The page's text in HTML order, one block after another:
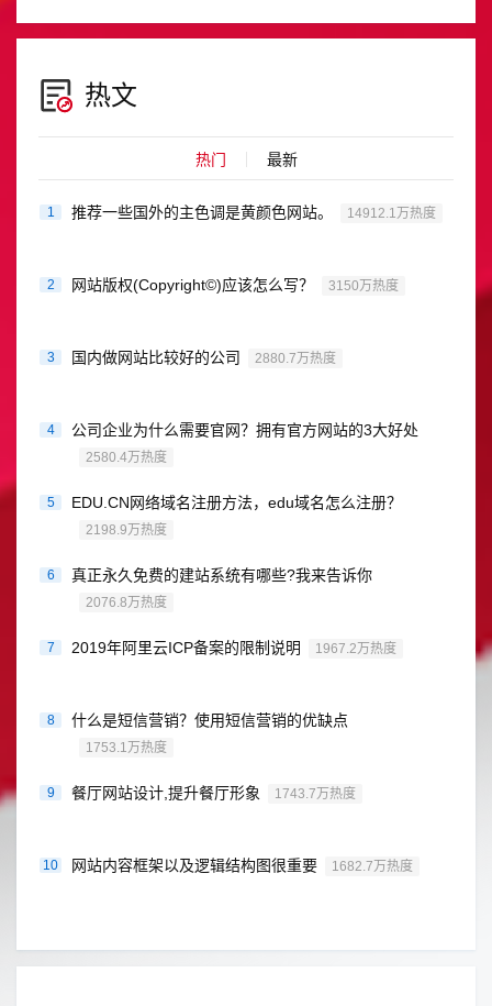
热文
热门 最新
1 推荐一些国外的主色调是黄颜色网站。 14912.1万热度
2 网站版权(Copyright©)应该怎么写？ 3150万热度
3 国内做网站比较好的公司 2880.7万热度
4 公司企业为什么需要官网？拥有官方网站的3大好处
2580.4万热度
5 EDU.CN网络域名注册方法，edu域名怎么注册？
2198.9万热度
6 真正永久免费的建站系统有哪些?我来告诉你
2076.8万热度
7 2019年阿里云ICP备案的限制说明 1967.2万热度
8 什么是短信营销？使用短信营销的优缺点
1753.1万热度
9 餐厅网站设计,提升餐厅形象 1743.7万热度
10 网站内容框架以及逻辑结构图很重要 1682.7万热度